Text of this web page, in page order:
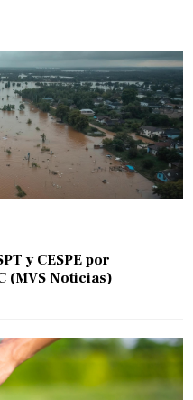
y CESPE por
(MVS Noticias)